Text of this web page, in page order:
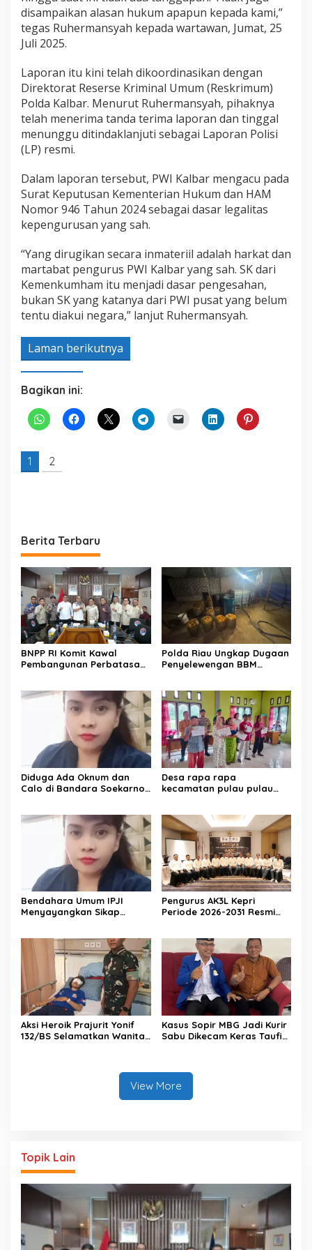
disampaikan alasan hukum apapun kepada kami,”
tegas Ruhermansyah kepada wartawan, Jumat, 25
Juli 2025.
Laporan itu kini telah dikoordinasikan dengan
Direktorat Reserse Kriminal Umum (Reskrimum)
Polda Kalbar. Menurut Ruhermansyah, pihaknya
telah menerima tanda terima laporan dan tinggal
menunggu ditindaklanjuti sebagai Laporan Polisi
(LP) resmi.
Dalam laporan tersebut, PWI Kalbar mengacu pada
Surat Keputusan Kementerian Hukum dan HAM
Nomor 946 Tahun 2024 sebagai dasar legalitas
kepengurusan yang sah.
“Yang dirugikan secara inmateriil adalah harkat dan
martabat pengurus PWI Kalbar yang sah. SK dari
Kemenkumham itu menjadi dasar pengesahan,
bukan SK yang katanya dari PWI pusat yang belum
tentu diakui negara,” lanjut Ruhermansyah.
Laman berikutnya
Bagikan ini:
1 2
Berita Terbaru
BNPP RI Komit Kawal
Pembangunan Perbatasan,
Kepulauan Meranti
Polda Riau Ungkap Dugaan
Penyelewengan BBM
Diduga Ada Oknum dan
Calo di Bandara Soekarno-
Depan Lawan TPPO
Desa rapa rapa
kecamatan pulau pulau
Bendahara Umum IPJI
Menyayangkan Sikap
Pengurus AK3L Kepri
Periode 2026-2031 Resmi
Konstruksi
Aksi Heroik Prajurit Yonif
132/BS Selamatkan Wanita
Kasus Sopir MBG Jadi Kurir
Sabu Dikecam Keras Taufiq
View More
Topik Lain